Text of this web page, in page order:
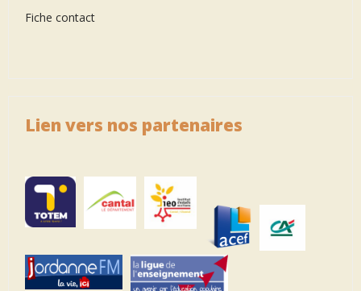
Fiche contact
Lien vers nos partenaires